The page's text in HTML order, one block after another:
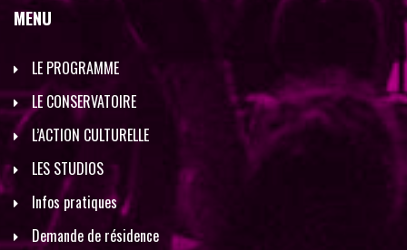
MENU
LE PROGRAMME
LE CONSERVATOIRE
L’ACTION CULTURELLE
LES STUDIOS
Infos pratiques
Demande de résidence